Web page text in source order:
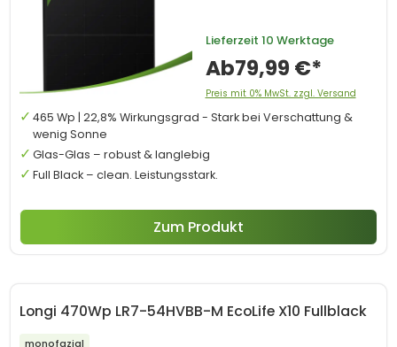
Lieferzeit 10 Werktage
Ab79,99 €*
Preis mit 0% MwSt. zzgl. Versand
465 Wp | 22,8% Wirkungsgrad - Stark bei Verschattung &
wenig Sonne
Glas-Glas – robust & langlebig
Full Black – clean. Leistungsstark.
Zum Produkt
Longi 470Wp LR7-54HVBB-M EcoLife X10 Fullblack
monofazial